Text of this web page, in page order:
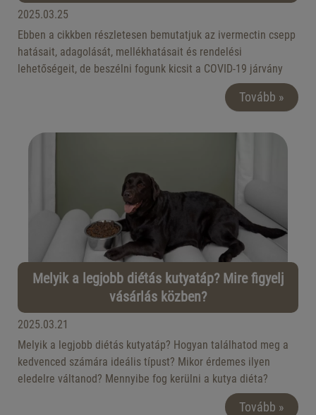
2025.03.25
Ebben a cikkben részletesen bemutatjuk az ivermectin csepp
hatásait, adagolását, mellékhatásait és rendelési
lehetőségeit, de beszélni fogunk kicsit a COVID-19 járvány
Tovább »
Melyik a legjobb diétás kutyatáp? Mire figyelj
vásárlás közben?
2025.03.21
Melyik a legjobb diétás kutyatáp? Hogyan találhatod meg a
kedvenced számára ideális típust? Mikor érdemes ilyen
eledelre váltanod? Mennyibe fog kerülni a kutya diéta?
Tovább »